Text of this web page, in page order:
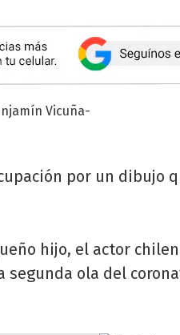
por un dibujo
hijo, el actor
ola del